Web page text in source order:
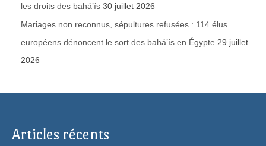
les droits des bahá’ís 30 juillet 2026
Mariages non reconnus, sépultures refusées : 114 élus
européens dénoncent le sort des bahá’ís en Égypte 29 juillet
2026
Articles récents